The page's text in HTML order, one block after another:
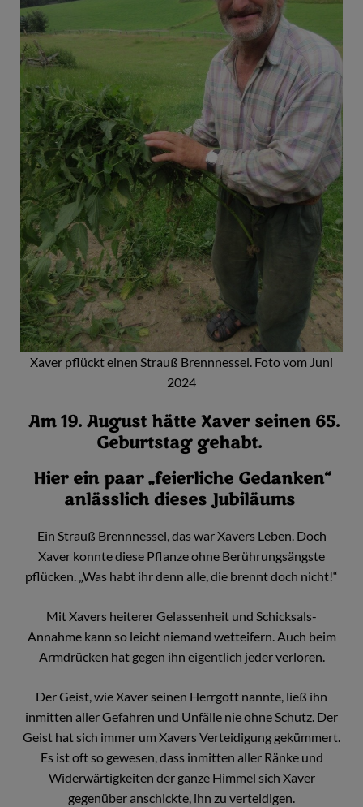
Xaver pflückt einen Strauß Brennnessel. Foto vom Juni
2024
Am 19. August hätte Xaver seinen 65.
Geburtstag gehabt.
Hier ein paar „feierliche Gedanken“
anlässlich dieses Jubiläums
Ein Strauß Brennnessel, das war Xavers Leben. Doch
Xaver konnte diese Pflanze ohne Berührungsängste
pflücken. „Was habt ihr denn alle, die brennt doch nicht!“
Mit Xavers heiterer Gelassenheit und Schicksals-
Annahme kann so leicht niemand wetteifern. Auch beim
Armdrücken hat gegen ihn eigentlich jeder verloren.
Der Geist, wie Xaver seinen Herrgott nannte, ließ ihn
inmitten aller Gefahren und Unfälle nie ohne Schutz. Der
Geist hat sich immer um Xavers Verteidigung gekümmert.
Es ist oft so gewesen, dass inmitten aller Ränke und
Widerwärtigkeiten der ganze Himmel sich Xaver
gegenüber anschickte, ihn zu verteidigen.